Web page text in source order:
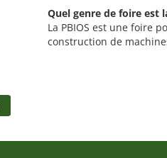
Quel genre de foire est
La PBIOS est une foire
construction de